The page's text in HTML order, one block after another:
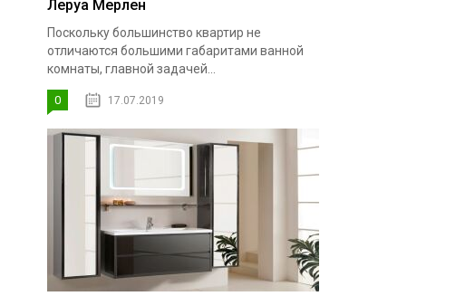
Леруа Мерлен
Поскольку большинство квартир не
отличаются большими габаритами ванной
комнаты, главной задачей...
0 17.07.2019